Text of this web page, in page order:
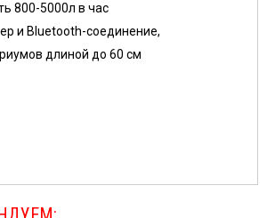
800-5000л в час
и Bluetooth-соединение,
длиной до 60 см